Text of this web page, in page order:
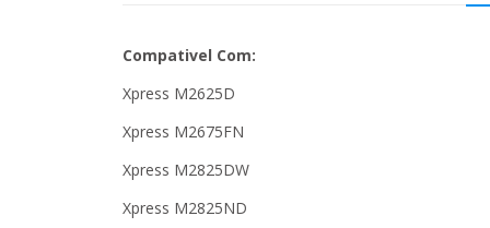
Compativel Com:
Xpress M2625D
Xpress M2675FN
Xpress M2825DW
Xpress M2825ND